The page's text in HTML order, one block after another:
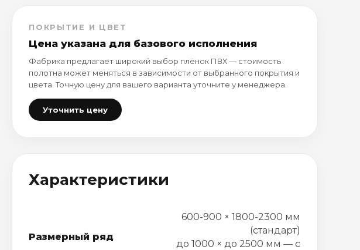
ПОКРЫТИЕ И ЦВЕТ
Цена указана для базового исполнения
Фабрика предлагает широкий выбор плёнок ПВХ — стоимость
полотна может меняться в зависимости от выбранного покрытия и
цвета. Точную цену для вашего варианта уточните у менеджера.
Уточнить цену
Характеристики
Размерный ряд
600-900 × 1800-2300 мм
(стандарт)
до 1000 × до 2500 мм — с